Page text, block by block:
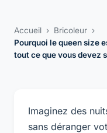
Accueil › Bricoleur ›
Pourquoi le queen size
tout ce que vous devez
Imaginez des
sans déranger